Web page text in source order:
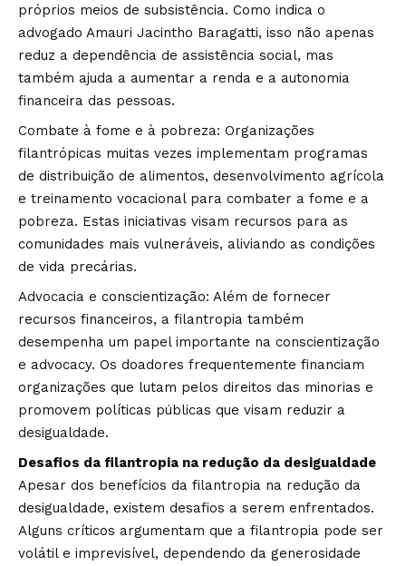
próprios meios de subsistência. Como indica o
advogado Amauri Jacintho Baragatti, isso não apenas
reduz a dependência de assistência social, mas
também ajuda a aumentar a renda e a autonomia
financeira das pessoas.
Combate à fome e à pobreza: Organizações
filantrópicas muitas vezes implementam programas
de distribuição de alimentos, desenvolvimento agrícola
e treinamento vocacional para combater a fome e a
pobreza. Estas iniciativas visam recursos para as
comunidades mais vulneráveis, aliviando as condições
de vida precárias.
Advocacia e conscientização: Além de fornecer
recursos financeiros, a filantropia também
desempenha um papel importante na conscientização
e advocacy. Os doadores frequentemente financiam
organizações que lutam pelos direitos das minorias e
promovem políticas públicas que visam reduzir a
desigualdade.
Desafios da filantropia na redução da desigualdade
Apesar dos benefícios da filantropia na redução da
desigualdade, existem desafios a serem enfrentados.
Alguns críticos argumentam que a filantropia pode ser
volátil e imprevisível, dependendo da generosidade